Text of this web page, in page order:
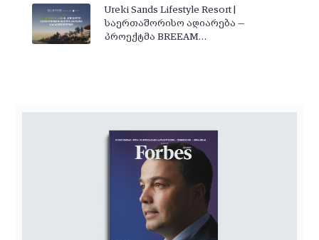
Ureki Sands Lifestyle Resort |
საერთაშორისო აღიარება —
პროექტმა BREEAM…